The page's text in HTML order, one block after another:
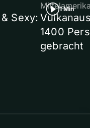
Sexy:
1 Min
1400
gebracht